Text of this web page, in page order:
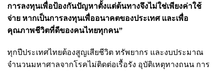
การลงทุนเพื่อป้องกันปัญหาตั้งแต่ต้นทางจึงไม่ใช่เพียงค่าใช้
จ่าย หากเป็นการลงทุนเพื่ออนาคตของประเทศ และเพื่อ
คุณภาพชีวิตที่ดีของคนไทยทุกคน”
ทุกปีประเทศไทยต้องสูญเสียชีวิต ทรัพยากร และงบประมาณ
จำนวนมหาศาลจากโรคไม่ติดต่อเรื้อรัง อุบัติเหตุทางถนน การ